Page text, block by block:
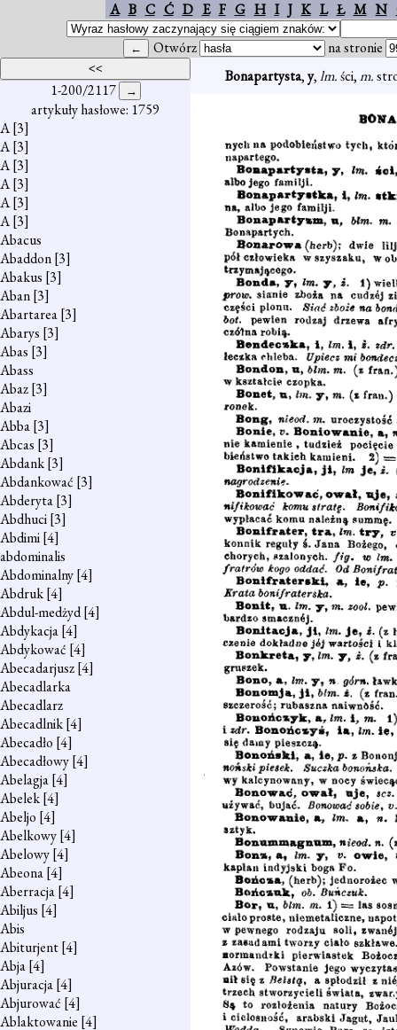
A B C Ć D E F G H I J K L Ł M N
Otwórz na stronie
1-200/2117
artykuły hasłowe: 1759
A[3]
A[3]
A[3]
A[3]
A[3]
A[3]
Abacus
Abaddon[3]
Abakus [3]
Aban[3]
Abartarea[3]
Abarys [3]
Abas [3]
Abass
Abaz[3]
Abazi
Abba[3]
Abcas [3]
Abdank[3]
Abdankować [3]
Abderyta[3]
Abdhuci[3]
Abdimi[4]
abdominalis
Abdominalny[4]
Abdruk[4]
Abdul-medżyd[4]
Abdykacja[4]
Abdykować [4]
Abecadarjusz[4]
Abecadlarka
Abecadlarz
Abecadlnik[4]
Abecadło [4]
Abecadłowy[4]
Abelagja[4]
Abelek[4]
Abeljo [4]
Abelkowy[4]
Abelowy[4]
Abeona[4]
Aberracja[4]
Abiljus [4]
Abis
Abiturjent[4]
Abja[4]
Abjuracja[4]
Abjurować [4]
Ablaktowanie [4]
Bonapartysta,y,lm.ści,m.